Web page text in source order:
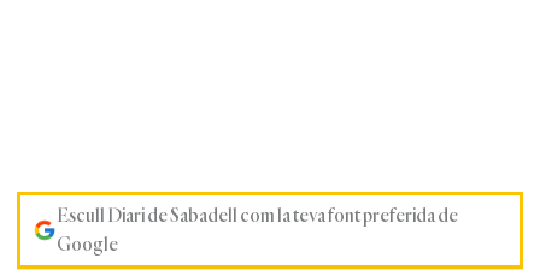
Escull Diari de Sabadell com la teva font preferida de
Google